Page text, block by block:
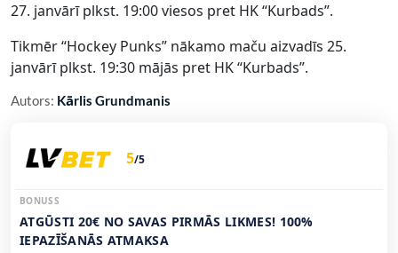
27. janvārī plkst. 19:00 viesos pret HK “Kurbads”.
Tikmēr “Hockey Punks” nākamo maču aizvadīs 25.
janvārī plkst. 19:30 mājās pret HK “Kurbads”.
Autors: Kārlis Grundmanis
5/5
BONUSS
ATGŪSTI 20€ NO SAVAS PIRMĀS LIKMES! 100%
IEPAZĪŠANĀS ATMAKSA